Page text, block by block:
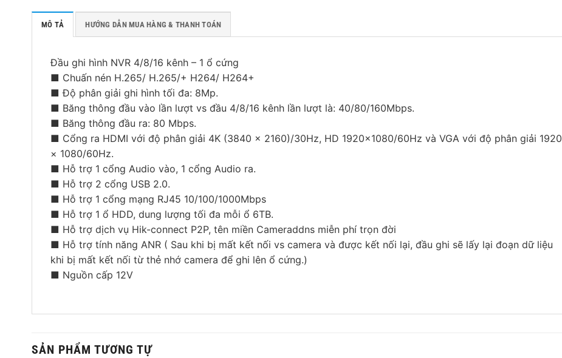
MÔ TẢ HƯỚNG DẪN MUA HÀNG & THANH TOÁN
Đầu ghi hình NVR 4/8/16 kênh – 1 ổ cứng
■ Chuấn nén H.265/ H.265/+ H264/ H264+
■ Độ phân giải ghi hình tối đa: 8Mp.
■ Băng thông đầu vào lần lượt vs đầu 4/8/16 kênh lần lượt là: 40/80/160Mbps.
■ Băng thông đầu ra: 80 Mbps.
■ Cổng ra HDMI với độ phân giải 4K (3840 × 2160)/30Hz, HD 1920×1080/60Hz và VGA với độ phân giải 1920
× 1080/60Hz.
■ Hỗ trợ 1 cổng Audio vào, 1 cổng Audio ra.
■ Hỗ trợ 2 cổng USB 2.0.
■ Hỗ trợ 1 cổng mạng RJ45 10/100/1000Mbps
■ Hỗ trợ 1 ổ HDD, dung lượng tối đa mỗi ổ 6TB.
■ Hỗ trợ dịch vụ Hik-connect P2P, tên miền Cameraddns miễn phí trọn đời
■ Hỗ trợ tính năng ANR ( Sau khi bị mất kết nối vs camera và được kết nối lại, đầu ghi sẽ lấy lại đoạn dữ liệu
khi bị mất kết nối từ thẻ nhớ camera để ghi lên ổ cứng.)
■ Nguồn cấp 12V
SẢN PHẨM TƯƠNG TỰ